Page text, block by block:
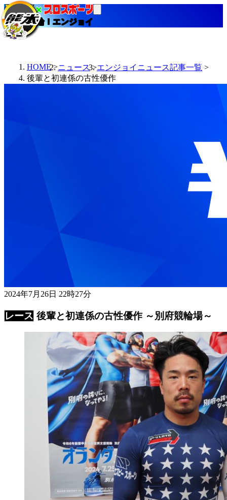
当たる競輪！エンジョイ
HOME ニュース
エンジョイニュース記事一覧
後輩と初連係の古性優作
2024年7月26日 22時27分
後輩と初連係の古性優作 ～別府競輪場～